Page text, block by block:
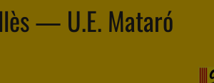
— U.E. Mataró